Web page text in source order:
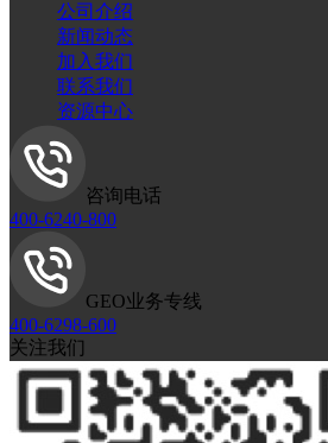
公司介绍
新闻动态
加入我们
联系我们
资源中心
咨询电话
400-6240-800
GEO业务专线
400-6298-600
关注我们